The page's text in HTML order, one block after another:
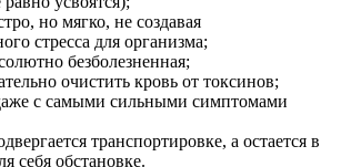
но мягко, не создавая
стресса для организма;
безболезненная;
очистить кровь от токсинов;
с самыми сильными симптомами
транспортировке, а остается в
себя обстановке.